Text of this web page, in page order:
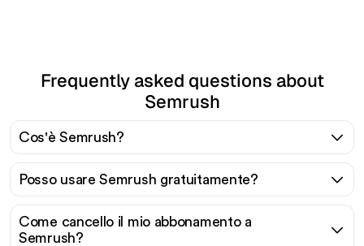
Frequently asked questions about
Semrush
Cos'è Semrush?
Posso usare Semrush gratuitamente?
Come cancello il mio abbonamento a
Semrush?